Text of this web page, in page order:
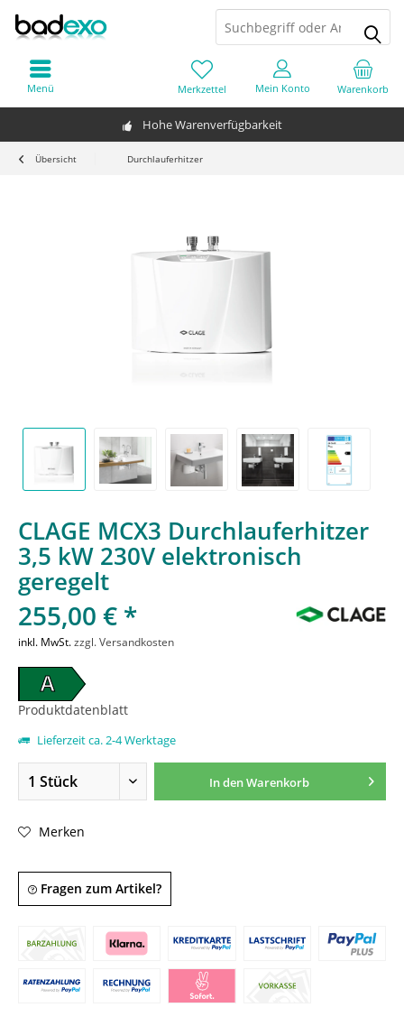
Hohe Warenverfügbarkeit
Warenkorb
Merkzettel Mein Konto
Menü
Übersicht Durchlauferhitzer
CLAGE MCX3 Durchlauferhitzer
3,5 kW 230V elektronisch
geregelt
255,00 € *
inkl. MwSt.zzgl. Versandkosten
A
Produktdatenblatt
Lieferzeit ca. 2-4 Werktage
In denWarenkorb
Merken
Fragen zum Artikel?